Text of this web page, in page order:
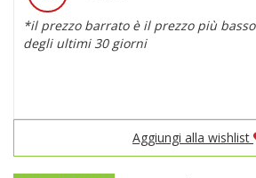
Sconto
*il prezzo barrato è il prezzo più basso
degli ultimi 30 giorni
Aggiungi alla wishlist